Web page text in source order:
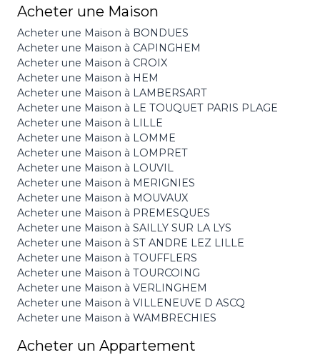
Acheter une Maison
Acheter une Maison à BONDUES
Acheter une Maison à CAPINGHEM
Acheter une Maison à CROIX
Acheter une Maison à HEM
Acheter une Maison à LAMBERSART
Acheter une Maison à LE TOUQUET PARIS PLAGE
Acheter une Maison à LILLE
Acheter une Maison à LOMME
Acheter une Maison à LOMPRET
Acheter une Maison à LOUVIL
Acheter une Maison à MERIGNIES
Acheter une Maison à MOUVAUX
Acheter une Maison à PREMESQUES
Acheter une Maison à SAILLY SUR LA LYS
Acheter une Maison à ST ANDRE LEZ LILLE
Acheter une Maison à TOUFFLERS
Acheter une Maison à TOURCOING
Acheter une Maison à VERLINGHEM
Acheter une Maison à VILLENEUVE D ASCQ
Acheter une Maison à WAMBRECHIES
Acheter un Appartement